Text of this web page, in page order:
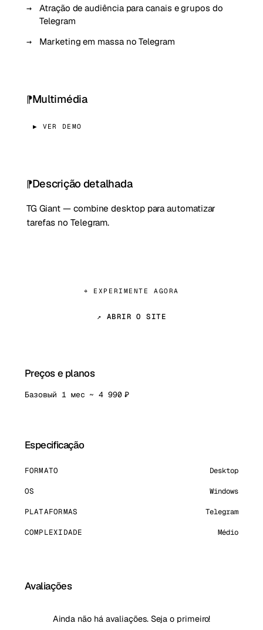
Atração de audiência para canais e grupos do
Telegram
Marketing em massa no Telegram
Multimédia
▶ VER DEMO
Descrição detalhada
TG Giant — combine desktop para automatizar
tarefas no Telegram.
⌖ EXPERIMENTE AGORA
↗ ABRIR O SITE
Preços e planos
Базовый 1 мес ~ 4 990 ₽
Especificação
FORMATO Desktop
OS Windows
PLATAFORMAS Telegram
COMPLEXIDADE Médio
Avaliações
Ainda não há avaliações. Seja o primeiro!